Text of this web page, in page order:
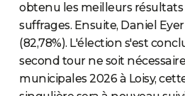
obtenu les meilleurs résultats
suffrages. Ensuite, Daniel
(82,78%). L'élection s'est
second tour ne soit
municipales 2026 à Loisy,